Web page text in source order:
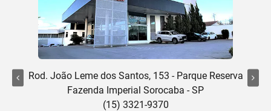
Rod. João Leme dos Santos, 153 - Parque Reserva
Fazenda Imperial Sorocaba - SP
(15) 3321-9370